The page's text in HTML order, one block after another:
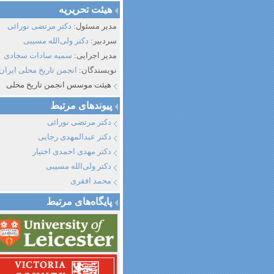
هیئت تحریریه
مدیر مسئول: دکتر مرتضی نورائی
سردبیر: دکتر ولی‌الله مسیبی
مدیر اجرایی: سمیه سادات سجادی
نویسندگان: انجمن تاریخ محلی ایران
هیئت موسس انجمن تاریخ محلی
پیوند‌های مرتبط
دکتر مرتضی نورائی
دکتر عبدالمهدی رجایی
دکتر مهدی احمدی اختیار
دکتر ولی‌الله مسیبی
محمد افقری
پایگاه‌های مرتبط